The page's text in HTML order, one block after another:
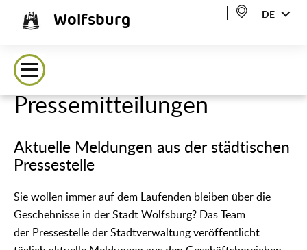
Wolfsburg DE
Pressemitteilungen
Aktuelle Meldungen aus der städtischen
Pressestelle
Sie wollen immer auf dem Laufenden bleiben über die
Geschehnisse in der Stadt Wolfsburg? Das Team
der Pressestelle der Stadtverwaltung veröffentlicht